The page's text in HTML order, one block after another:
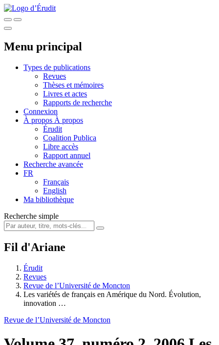
Menu principal
Types de publications
Revues
Thèses et mémoires
Livres et actes
Rapports de recherche
Connexion
À propos À propos
Érudit
Coalition Publica
Libre accès
Rapport annuel
Recherche avancée
FR
Français
English
Ma bibliothèque
Recherche simple
Fil d'Ariane
Érudit
Revues
Revue de l’Université de Moncton
Les variétés de français en Amérique du Nord. Évolution,
innovation …
Revue de l’Université de Moncton